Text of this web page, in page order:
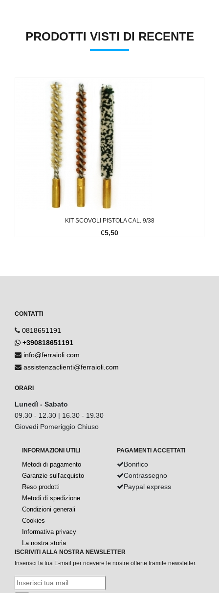
PRODOTTI VISTI DI RECENTE
KIT SCOVOLI PISTOLA CAL. 9/38
€5,50
CONTATTI
0818651191
+390818651191
info@ferraioli.com
assistenzaclienti@ferraioli.com
ORARI
Lunedì - Sabato
09.30 - 12.30 | 16.30 - 19.30
Giovedi Pomeriggio Chiuso
INFORMAZIONI UTILI
Metodi di pagamento
Garanzie sull'acquisto
Reso prodotti
Metodi di spedizione
Condizioni generali
Cookies
Informativa privacy
La nostra storia
PAGAMENTI ACCETTATI
Bonifico
Contrassegno
Paypal express
ISCRIVITI ALLA NOSTRA NEWSLETTER
Inserisci la tua E-mail per ricevere le nostre offerte tramite newsletter.